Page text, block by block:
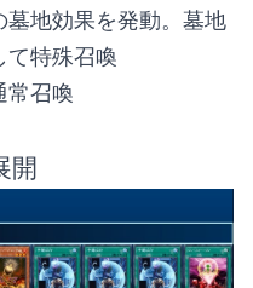
墓地効果を発動。墓地
て特殊召喚
常召喚
開